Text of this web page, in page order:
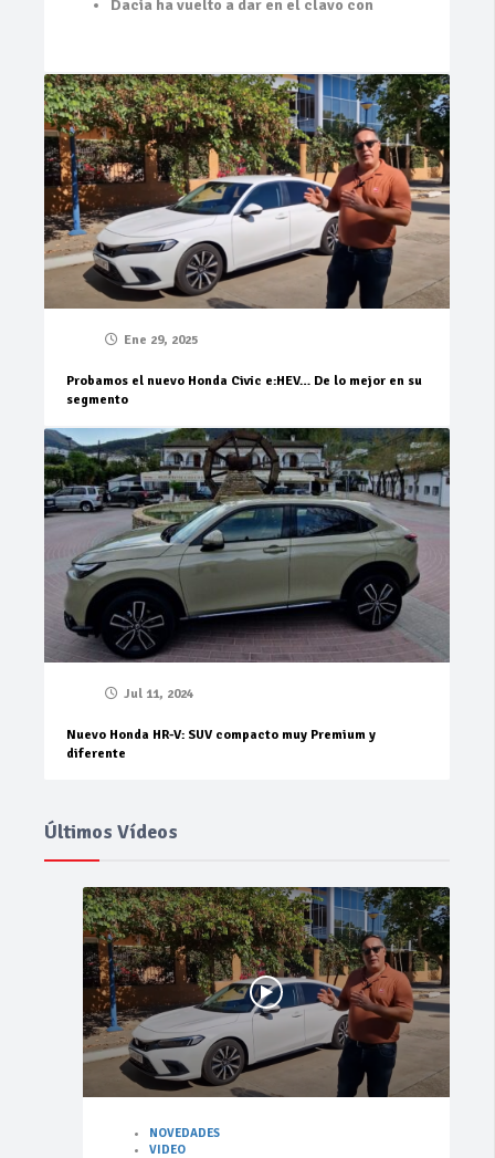
Dacia ha vuelto a dar en el clavo con
Ene 29, 2025
Probamos el nuevo Honda Civic e:HEV… De lo mejor en su
segmento
Jul 11, 2024
Nuevo Honda HR-V: SUV compacto muy Premium y
diferente
Últimos Vídeos
NOVEDADES
VIDEO